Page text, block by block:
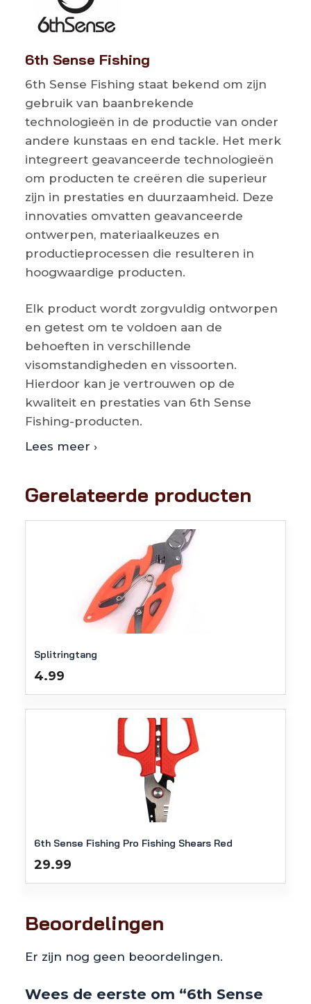
6th Sense Fishing
6th Sense Fishing staat bekend om zijn
gebruik van baanbrekende
technologieën in de productie van onder
andere kunstaas en end tackle. Het merk
integreert geavanceerde technologieën
om producten te creëren die superieur
zijn in prestaties en duurzaamheid. Deze
innovaties omvatten geavanceerde
ontwerpen, materiaalkeuzes en
productieprocessen die resulteren in
hoogwaardige producten.
Elk product wordt zorgvuldig ontworpen
en getest om te voldoen aan de
behoeften in verschillende
visomstandigheden en vissoorten.
Hierdoor kan je vertrouwen op de
kwaliteit en prestaties van 6th Sense
Fishing-producten.
Lees meer ›
Gerelateerde producten
Splitringtang
4.99
6th Sense Fishing Pro Fishing Shears Red
29.99
Beoordelingen
Er zijn nog geen beoordelingen.
Wees de eerste om “6th Sense